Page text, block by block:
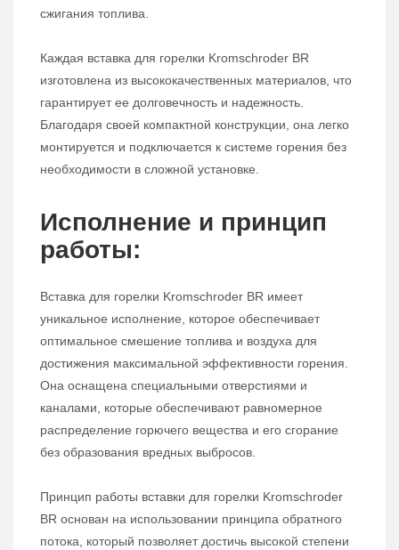
сжигания топлива.
Каждая вставка для горелки Kromschroder BR
изготовлена из высококачественных материалов, что
гарантирует ее долговечность и надежность.
Благодаря своей компактной конструкции, она легко
монтируется и подключается к системе горения без
необходимости в сложной установке.
Исполнение и принцип
работы:
Вставка для горелки Kromschroder BR имеет
уникальное исполнение, которое обеспечивает
оптимальное смешение топлива и воздуха для
достижения максимальной эффективности горения.
Она оснащена специальными отверстиями и
каналами, которые обеспечивают равномерное
распределение горючего вещества и его сгорание
без образования вредных выбросов.
Принцип работы вставки для горелки Kromschroder
BR основан на использовании принципа обратного
потока, который позволяет достичь высокой степени